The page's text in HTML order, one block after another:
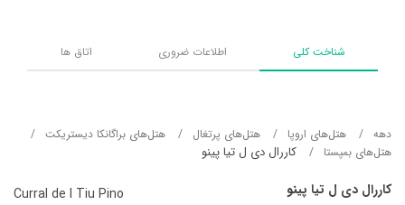
شناخت کلی اطلاعات ضروری اتاق ها
دهه هتل‌های اروپا هتل‌های پرتغال
هتل‌های براگانکا دیستریکت
هتل‌های بمپستا
کاررال دی ل تیا پینو
کاررال دی ل تیا پینو Curral de l Tiu Pino